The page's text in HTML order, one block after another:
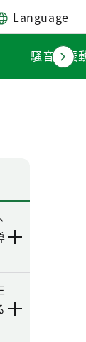
Language
騒音・振